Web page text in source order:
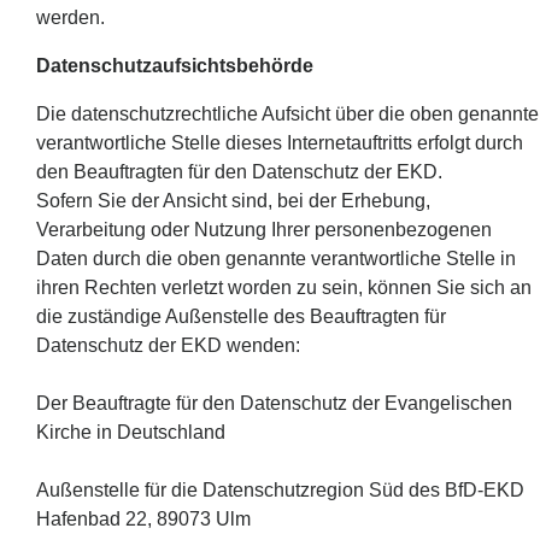
werden.
Datenschutzaufsichtsbehörde
Die datenschutzrechtliche Aufsicht über die oben genannte
verantwortliche Stelle dieses Internetauftritts erfolgt durch
den Beauftragten für den Datenschutz der EKD.
Sofern Sie der Ansicht sind, bei der Erhebung,
Verarbeitung oder Nutzung Ihrer personenbezogenen
Daten durch die oben genannte verantwortliche Stelle in
ihren Rechten verletzt worden zu sein, können Sie sich an
die zuständige Außenstelle des Beauftragten für
Datenschutz der EKD wenden:
Der Beauftragte für den Datenschutz der Evangelischen
Kirche in Deutschland
Außenstelle für die Datenschutzregion Süd des BfD-EKD
Hafenbad 22, 89073 Ulm